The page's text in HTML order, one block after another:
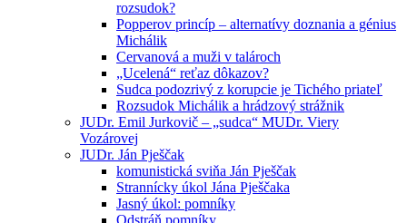
rozsudok?
Popperov princíp – alternatívy doznania a génius
Michálik
Cervanová a muži v talároch
„Ucelená“ reťaz dôkazov?
Sudca podozrivý z korupcie je Tichého priateľ
Rozsudok Michálik a hrádzový strážnik
JUDr. Emil Jurkovič – „sudca“ MUDr. Viery
Vozárovej
JUDr. Ján Pješčak
komunistická sviňa Ján Pješčak
Strannícky úkol Jána Pješčaka
Jasný úkol: pomníky
Odstráň pomníky